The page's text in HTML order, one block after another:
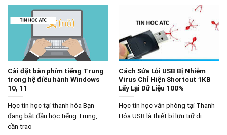
Cài đặt bàn phím tiếng Trung
trong hệ điều hành Windows
10, 11
Học tin học tại thanh hóa Bạn
đang bắt đầu học tiếng Trung,
cần trao
Cách Sửa Lỗi USB Bị Nhiễm
Virus Chỉ Hiện Shortcut 1KB
Lấy Lại Dữ Liệu 100%
Học tin học văn phòng tại Thanh
Hóa USB là thiết bị lưu trữ di